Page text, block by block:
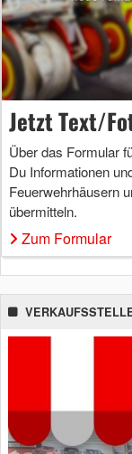
Jetzt Text/
Über das Formular
Du Informationen
Feuerwehrhäusern
übermitteln.
Zum Formular